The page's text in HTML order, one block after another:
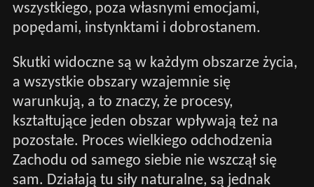
wszystkiego, poza własnymi emocjami,
popędami, instynktami i dobrostanem.
Skutki widoczne są w każdym obszarze życia,
a wszystkie obszary wzajemnie się
warunkują, a to znaczy, że procesy,
kształtujące jeden obszar wpływają też na
pozostałe. Proces wielkiego odchodzenia
Zachodu od samego siebie nie wszczął się
sam. Działają tu siły naturalne, są jednak